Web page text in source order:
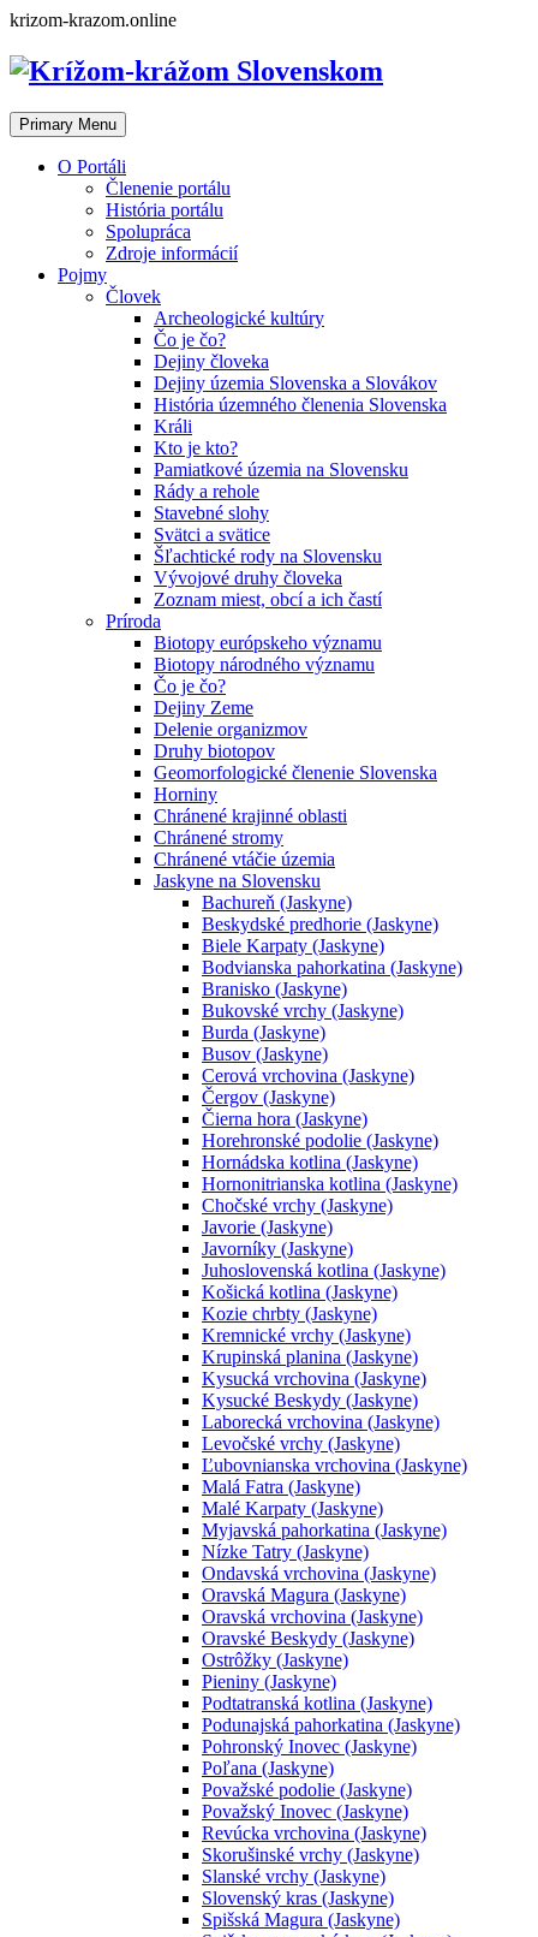
Skip
content
krizom-krazom.online
Primary Menu
O Portáli
Členenie portálu
História portálu
Spolupráca
Zdroje informácií
Pojmy
Človek
Archeologické kultúry
Čo je čo?
Dejiny človeka
Dejiny územia Slovenska a Slovákov
História územného členenia Slovenska
Králi
Kto je kto?
Pamiatkové územia na Slovensku
Rády a rehole
Stavebné slohy
Svätci a svätice
Šľachtické rody na Slovensku
Vývojové druhy človeka
Zoznam miest, obcí a ich častí
Príroda
Biotopy európskeho významu
Biotopy národného významu
Čo je čo?
Dejiny Zeme
Delenie organizmov
Druhy biotopov
Geomorfologické členenie Slovenska
Horniny
Chránené krajinné oblasti
Chránené stromy
Chránené vtáčie územia
Jaskyne na Slovensku
Bachureň (Jaskyne)
Beskydské predhorie (Jaskyne)
Biele Karpaty (Jaskyne)
Bodvianska pahorkatina (Jaskyne)
Branisko (Jaskyne)
Bukovské vrchy (Jaskyne)
Burda (Jaskyne)
Busov (Jaskyne)
Cerová vrchovina (Jaskyne)
Čergov (Jaskyne)
Čierna hora (Jaskyne)
Horehronské podolie (Jaskyne)
Hornádska kotlina (Jaskyne)
Hornonitrianska kotlina (Jaskyne)
Chočské vrchy (Jaskyne)
Javorie (Jaskyne)
Javorníky (Jaskyne)
Juhoslovenská kotlina (Jaskyne)
Košická kotlina (Jaskyne)
Kozie chrbty (Jaskyne)
Kremnické vrchy (Jaskyne)
Krupinská planina (Jaskyne)
Kysucká vrchovina (Jaskyne)
Kysucké Beskydy (Jaskyne)
Laborecká vrchovina (Jaskyne)
Levočské vrchy (Jaskyne)
Ľubovnianska vrchovina (Jaskyne)
Malá Fatra (Jaskyne)
Malé Karpaty (Jaskyne)
Myjavská pahorkatina (Jaskyne)
Nízke Tatry (Jaskyne)
Ondavská vrchovina (Jaskyne)
Oravská Magura (Jaskyne)
Oravská vrchovina (Jaskyne)
Oravské Beskydy (Jaskyne)
Ostrôžky (Jaskyne)
Pieniny (Jaskyne)
Podtatranská kotlina (Jaskyne)
Podunajská pahorkatina (Jaskyne)
Pohronský Inovec (Jaskyne)
Poľana (Jaskyne)
Považské podolie (Jaskyne)
Považský Inovec (Jaskyne)
Revúcka vrchovina (Jaskyne)
Skorušinské vrchy (Jaskyne)
Slanské vrchy (Jaskyne)
Slovenský kras (Jaskyne)
Spišská Magura (Jaskyne)